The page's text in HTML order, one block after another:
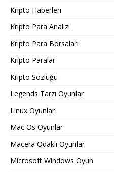
Kripto Haberleri
Kripto Para Analizi
Kripto Para Borsaları
Kripto Paralar
Kripto Sözlüğü
Legends Tarzı Oyunlar
Linux Oyunlar
Mac Os Oyunlar
Macera Odaklı Oyunlar
Microsoft Windows Oyun